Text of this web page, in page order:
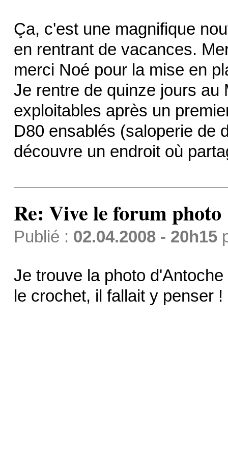
Ça, c'est une magnifique
en rentrant de vacances.
merci Noé pour la mise en
Je rentre de quinze jours au
exploitables après un
D80 ensablés (saloperie de
découvre un endroit où
Re: Vive le forum photo
Publié : 02.04.2008 - 20h15
Je trouve la photo
le crochet, il fallait y penser !